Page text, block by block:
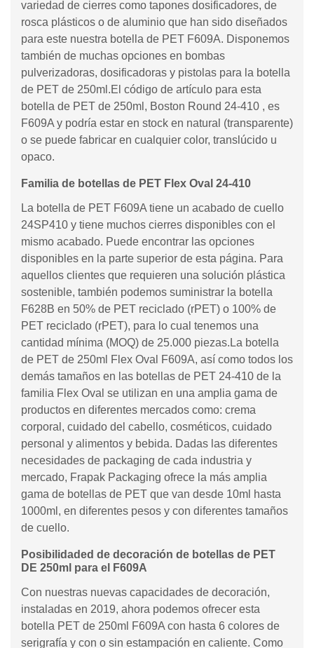
variedad de cierres como tapones dosificadores, de
rosca plásticos o de aluminio que han sido diseñados
para este nuestra botella de PET F609A. Disponemos
también de muchas opciones en bombas
pulverizadoras, dosificadoras y pistolas para la botella
de PET de 250ml.El código de artículo para esta
botella de PET de 250ml, Boston Round 24-410 , es
F609A y podría estar en stock en natural (transparente)
o se puede fabricar en cualquier color, translúcido u
opaco.
Familia de botellas de PET Flex Oval 24-410
La botella de PET F609A tiene un acabado de cuello
24SP410 y tiene muchos cierres disponibles con el
mismo acabado. Puede encontrar las opciones
disponibles en la parte superior de esta página. Para
aquellos clientes que requieren una solución plástica
sostenible, también podemos suministrar la botella
F628B en 50% de PET reciclado (rPET) o 100% de
PET reciclado (rPET), para lo cual tenemos una
cantidad mínima (MOQ) de 25.000 piezas.La botella
de PET de 250ml Flex Oval F609A, así como todos los
demás tamaños en las botellas de PET 24-410 de la
familia Flex Oval se utilizan en una amplia gama de
productos en diferentes mercados como: crema
corporal, cuidado del cabello, cosméticos, cuidado
personal y alimentos y bebida. Dadas las diferentes
necesidades de packaging de cada industria y
mercado, Frapak Packaging ofrece la más amplia
gama de botellas de PET que van desde 10ml hasta
1000ml, en diferentes pesos y con diferentes tamaños
de cuello.
Posibilidaded de decoración de botellas de PET
DE 250ml para el F609A
Con nuestras nuevas capacidades de decoración,
instaladas en 2019, ahora podemos ofrecer esta
botella PET de 250ml F609A con hasta 6 colores de
serigrafía y con o sin estampación en caliente. Como